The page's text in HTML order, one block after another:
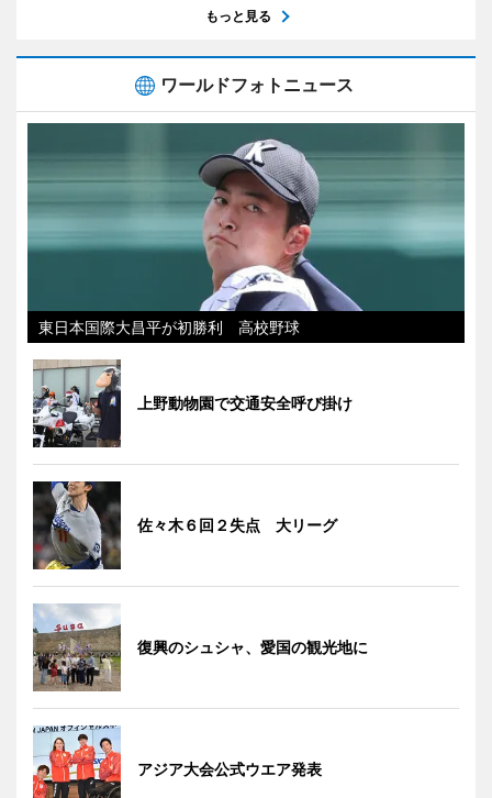
もっと見る
ワールドフォトニュース
東日本国際大昌平が初勝利 高校野球
上野動物園で交通安全呼び掛け
佐々木６回２失点 大リーグ
復興のシュシャ、愛国の観光地に
アジア大会公式ウエア発表